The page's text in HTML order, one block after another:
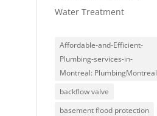
Water Treatment
Affordable-and-Efficient-
Plumbing-services-in-
Montreal: PlumbingMontreal
backflow valve
basement flood protection